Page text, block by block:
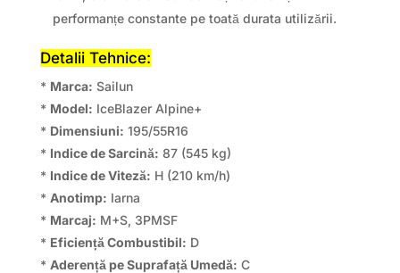
performanțe constante pe toată durata utilizării.
Detalii Tehnice:
* Marca: Sailun
* Model: IceBlazer Alpine+
* Dimensiuni: 195/55R16
* Indice de Sarcină: 87 (545 kg)
* Indice de Viteză: H (210 km/h)
* Anotimp: Iarna
* Marcaj: M+S, 3PMSF
* Eficiență Combustibil: D
* Aderență pe Suprafață Umedă: C